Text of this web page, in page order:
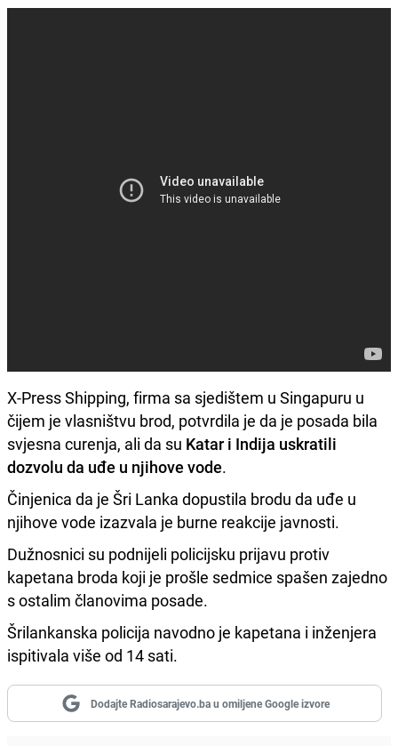
X-Press Shipping, firma sa sjedištem u Singapuru u
čijem je vlasništvu brod, potvrdila je da je posada bila
svjesna curenja, ali da su Katar i Indija uskratili
dozvolu da uđe u njihove vode.
Činjenica da je Šri Lanka dopustila brodu da uđe u
njihove vode izazvala je burne reakcije javnosti.
Dužnosnici su podnijeli policijsku prijavu protiv
kapetana broda koji je prošle sedmice spašen zajedno
s ostalim članovima posade.
Šrilankanska policija navodno je kapetana i inženjera
ispitivala više od 14 sati.
Dodajte Radiosarajevo.ba u omiljene Google izvore